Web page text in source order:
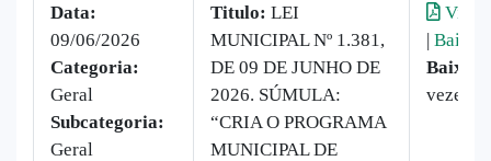
Data:
09/06/2026
Categoria:
Geral
Subcategoria:
Geral
Titulo: LEI
MUNICIPAL Nº 1.381,
DE 09 DE JUNHO DE
2026. SÚMULA:
“CRIA O PROGRAMA
MUNICIPAL DE
| Baixar
vezes